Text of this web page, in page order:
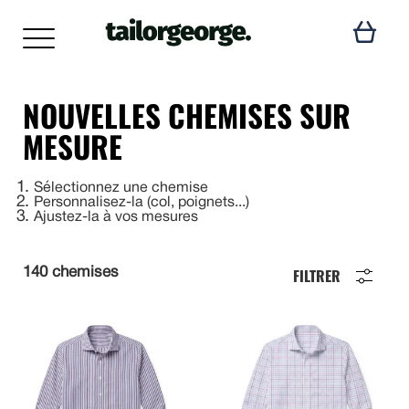
NOUVELLES CHEMISES SUR
MESURE
1 Sélectionnez une chemise
2 Personnalisez-la (col, poignets...)
3 Ajustez-la à vos mesures
140 chemises FILTRER